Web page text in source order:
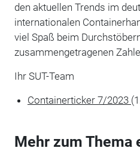
den aktuellen Trends im
internationalen
viel Spaß beim
zusammengetragenen
Ihr SUT-Team
Containerticker 7/2023
Mehr zum Thema